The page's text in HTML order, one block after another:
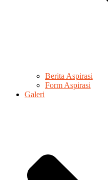
Berita Aspirasi
Form Aspirasi
Galeri